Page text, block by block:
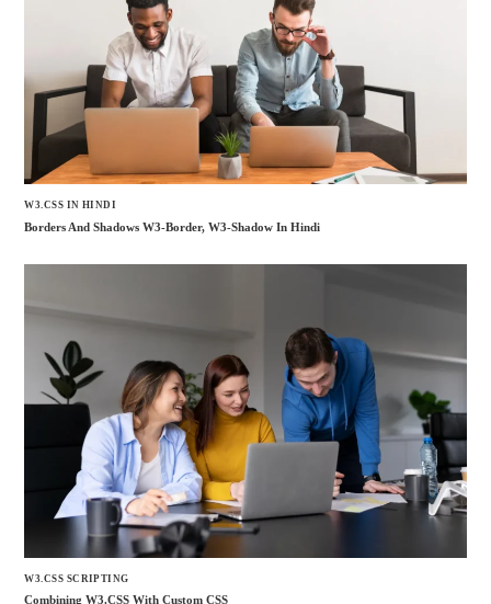
W3.CSS IN HINDI
Borders And Shadows W3-Border, W3-Shadow In Hindi
W3.CSS SCRIPTING
Combining W3.CSS With Custom CSS